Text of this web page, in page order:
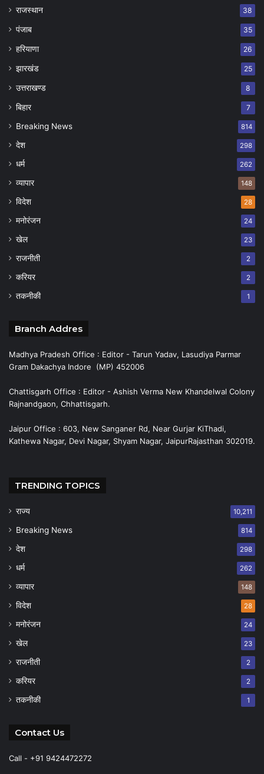
राजस्थान 38
पंजाब 35
हरियाणा 26
झारखंड 25
उत्तराखण्ड 8
बिहार 7
Breaking News 814
देश 298
धर्म 262
व्यापार 148
विदेश 28
मनोरंजन 24
खेल 23
राजनीती 2
करियर 2
तकनीकी 1
Branch Addres
Madhya Pradesh Office : Editor - Tarun Yadav, Lasudiya Parmar
Gram Dakachya Indore (MP) 452006
Chattisgarh Office : Editor - Ashish Verma New Khandelwal Colony
Rajnandgaon, Chhattisgarh.
Jaipur Office : 603, New Sanganer Rd, Near Gurjar KiThadi,
Kathewa Nagar, Devi Nagar, Shyam Nagar, JaipurRajasthan 302019.
TRENDING TOPICS
राज्य 10,211
Breaking News 814
देश 298
धर्म 262
व्यापार 148
विदेश 28
मनोरंजन 24
खेल 23
राजनीती 2
करियर 2
तकनीकी 1
Contact Us
Call - +91 9424472272